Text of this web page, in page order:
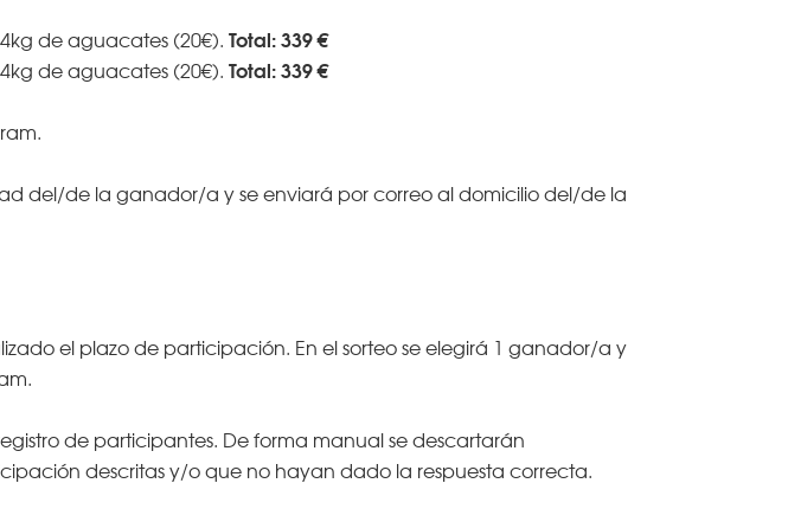
de aguacates (20€).Total: 339 €
de aguacates (20€).Total: 339 €
del/de la ganador/a y se enviará por correo al domicilio del/de la
el plazo de participación. En el sorteo se elegirá 1 ganador/a y
de participantes. De forma manual se descartarán
descritas y/o que no hayan dado la respuesta correcta.